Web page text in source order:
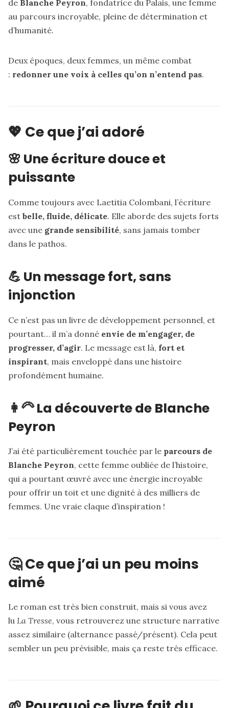
de Blanche Peyron, fondatrice du Palais, une femme
au parcours incroyable, pleine de détermination et
d’humanité.
Deux époques, deux femmes, un même combat
: redonner une voix à celles qu’on n’entend pas.
💖 Ce que j’ai adoré
🌸 Une écriture douce et
puissante
Comme toujours avec Laetitia Colombani, l’écriture
est belle, fluide, délicate. Elle aborde des sujets forts
avec une grande sensibilité, sans jamais tomber
dans le pathos.
💪 Un message fort, sans
injonction
Ce n’est pas un livre de développement personnel, et
pourtant… il m’a donné envie de m’engager, de
progresser, d’agir. Le message est là, fort et
inspirant, mais enveloppé dans une histoire
profondément humaine.
👩‍🦳 La découverte de Blanche
Peyron
J’ai été particulièrement touchée par le parcours de
Blanche Peyron, cette femme oubliée de l’histoire,
qui a pourtant œuvré avec une énergie incroyable
pour offrir un toit et une dignité à des milliers de
femmes. Une vraie claque d’inspiration !
🤔 Ce que j’ai un peu moins
aimé
Le roman est très bien construit, mais si vous avez
lu La Tresse, vous retrouverez une structure narrative
assez similaire (alternance passé/présent). Cela peut
sembler un peu prévisible, mais ça reste très efficace.